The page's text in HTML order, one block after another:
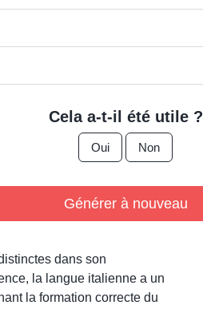
Cela a-t-il été utile ?
Oui Non
Générer à nouveau
dans son
la langue italienne a un
la formation correcte du